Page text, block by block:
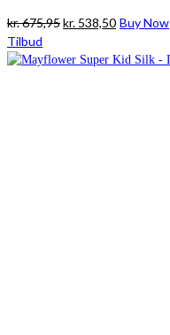
kr.675,95Den
pris
kr. 538,50Den
pris
Buy Now
Tilbud